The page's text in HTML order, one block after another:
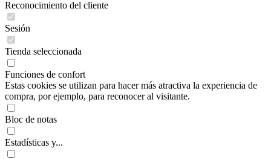
Reconocimiento del cliente
Sesión
Tienda seleccionada
Funciones de confort
Estas cookies se utilizan para hacer más atractiva la experiencia de
compra, por ejemplo, para reconocer al visitante.
Bloc de notas
Estadísticas y...